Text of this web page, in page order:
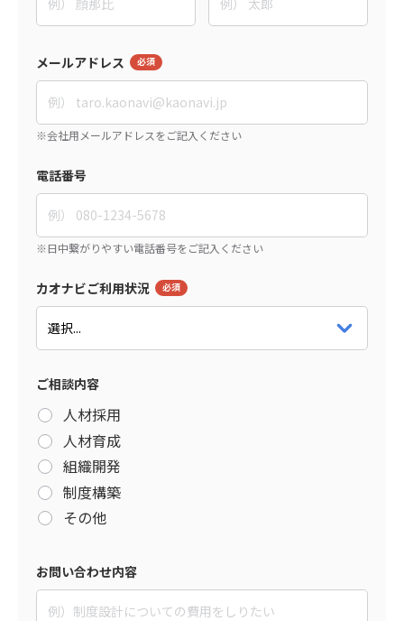
メールアドレス
電話番号
カオナビご利用状況
ご相談内容
人材採用
人材育成
組織開発
制度構築
その他
お問い合わせ内容